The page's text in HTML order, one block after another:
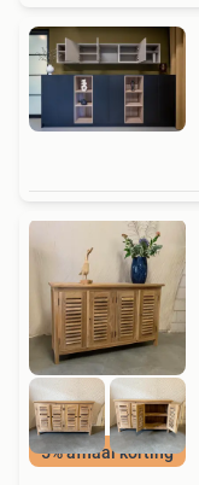
5% afhaal korting